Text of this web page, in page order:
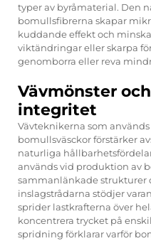
typer av byråmaterial. Den
bomullsfibrerna skapar
kuddande effekt och
viktändringar eller skarpa
genomborra eller reva
Vävmönster
integritet
Vävteknikerna som
bomullsväsckor förstärker
naturliga
används vid produktion av
sammanlänkade strukturer
inslagstrådarna stödjer
sprider lastkrafterna över
koncentrera trycket på
spridning förklarar varför